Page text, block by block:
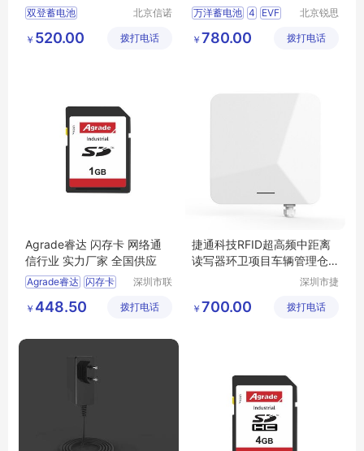
应急UPS电源
双登蓄电池
双登电池6 GFM
100
北京信诺
有限公司
￥ 520.00 拨打电话
车 观光车 三轮车
万洋蓄电池 4
EVF
北京锐思
技有限公
￥ 780.00 拨打电话
Agrade睿达 闪存卡 网络通
信行业 实力厂家 全国供应
Agrade睿达 闪存卡
深圳市联
限公司
￥ 448.50 拨打电话
捷通科技RFID超高频中距离
读写器环卫项目车辆管理仓
深圳市捷
限公司
￥ 700.00 拨打电话